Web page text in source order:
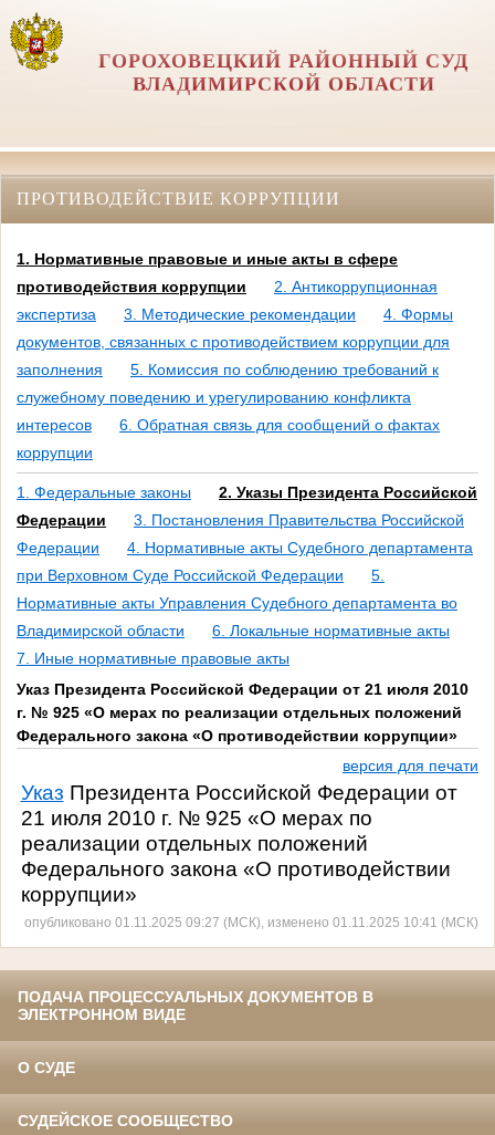
ГОРОХОВЕЦКИЙ РАЙОННЫЙ СУД
ВЛАДИМИРСКОЙ ОБЛАСТИ
ПРОТИВОДЕЙСТВИЕ КОРРУПЦИИ
1. Нормативные правовые и иные акты в сфере
противодействия коррупции
2. Антикоррупционная
экспертиза
3. Методические рекомендации
4. Формы
документов, связанных с противодействием коррупции для
заполнения
5. Комиссия по соблюдению требований к
служебному поведению и урегулированию конфликта
интересов
6. Обратная связь для сообщений о фактах
коррупции
1. Федеральные законы
2. Указы Президента Российской
Федерации
3. Постановления Правительства Российской
Федерации
4. Нормативные акты Судебного департамента
при Верховном Суде Российской Федерации
5.
Нормативные акты Управления Судебного департамента во
Владимирской области
6. Локальные нормативные акты
7. Иные нормативные правовые акты
Указ Президента Российской Федерации от 21 июля 2010
г. № 925 «О мерах по реализации отдельных положений
Федерального закона «О противодействии коррупции»
версия для печати
Указ Президента Российской Федерации от
21 июля 2010 г. № 925 «О мерах по
реализации отдельных положений
Федерального закона «О противодействии
коррупции»
опубликовано 01.11.2025 09:27 (МСК), изменено 01.11.2025 10:41 (МСК)
ПОДАЧА ПРОЦЕССУАЛЬНЫХ ДОКУМЕНТОВ В
ЭЛЕКТРОННОМ ВИДЕ
О СУДЕ
СУДЕЙСКОЕ СООБЩЕСТВО